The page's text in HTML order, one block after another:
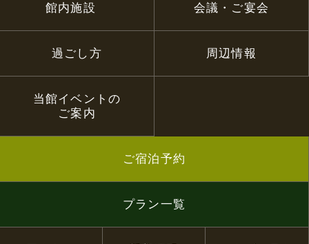
館内施設 会議・ご宴会
過ごし方 周辺情報
当館イベントの
ご案内
ご宿泊予約
プラン一覧